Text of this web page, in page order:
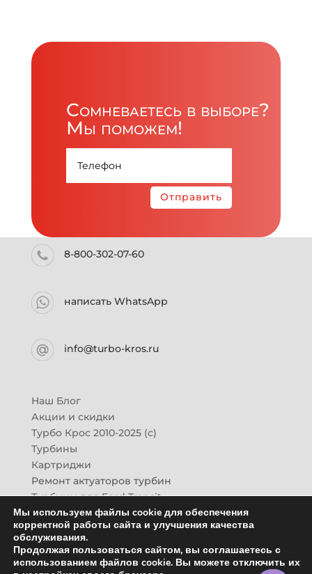
Сомневаетесь в выборе?
Мы поможем!
Отправить
8-800-302-07-60
написать WhatsApp
info@turbo-kros.ru
Наш Блог
Акции и скидки
Турбо Крос 2010-2025 (с)
Турбины
Картриджи
Ремонт актуаторов турбин
Турбины для Ford Transit
Турбины для Mazda CX-7
Картридж для ГАЗон-Next
Турбины HINO (Хино)
Купить новую турбину
Мы используем файлы cookie для обеспечения
корректной работы сайта и улучшения качества
обслуживания.
Продолжая пользоваться сайтом, вы соглашаетесь с
использованием файлов cookie. Вы можете отключить их